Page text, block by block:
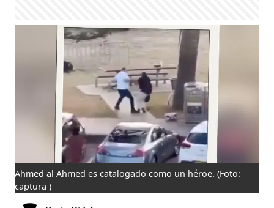
Ahmed al Ahmed es catalogado como un héroe.(Foto:
captura )